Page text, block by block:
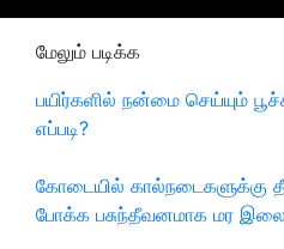
மேலும் படிக்க
பயிர்களில் நன்மை செய்யும்
எப்படி?
கோடையில் கால்நடைகளுக்கு
போக்க பசுந்தீவனமாக மர